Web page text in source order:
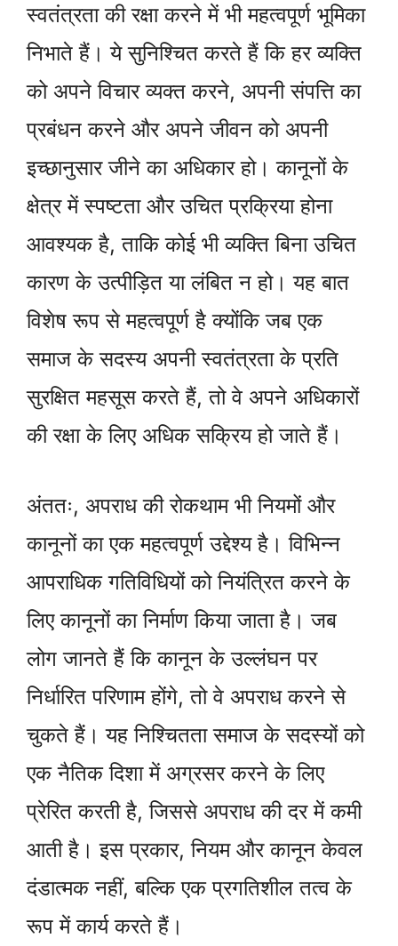
स्वतंत्रता की रक्षा करने में भी महत्वपूर्ण भूमिका
निभाते हैं। ये सुनिश्चित करते हैं कि हर व्यक्ति
को अपने विचार व्यक्त करने, अपनी संपत्ति का
प्रबंधन करने और अपने जीवन को अपनी
इच्छानुसार जीने का अधिकार हो। कानूनों के
क्षेत्र में स्पष्टता और उचित प्रक्रिया होना
आवश्यक है, ताकि कोई भी व्यक्ति बिना उचित
कारण के उत्पीड़ित या लंबित न हो। यह बात
विशेष रूप से महत्वपूर्ण है क्योंकि जब एक
समाज के सदस्य अपनी स्वतंत्रता के प्रति
सुरक्षित महसूस करते हैं, तो वे अपने अधिकारों
की रक्षा के लिए अधिक सक्रिय हो जाते हैं।
अंततः, अपराध की रोकथाम भी नियमों और
कानूनों का एक महत्वपूर्ण उद्देश्य है। विभिन्न
आपराधिक गतिविधियों को नियंत्रित करने के
लिए कानूनों का निर्माण किया जाता है। जब
लोग जानते हैं कि कानून के उल्लंघन पर
निर्धारित परिणाम होंगे, तो वे अपराध करने से
चुकते हैं। यह निश्चितता समाज के सदस्यों को
एक नैतिक दिशा में अग्रसर करने के लिए
प्रेरित करती है, जिससे अपराध की दर में कमी
आती है। इस प्रकार, नियम और कानून केवल
दंडात्मक नहीं, बल्कि एक प्रगतिशील तत्व के
रूप में कार्य करते हैं।